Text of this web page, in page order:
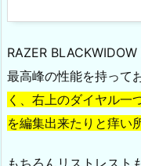
RAZER
最高峰の性能を持って
く、右上のダイヤル一
を編集出来たりと痒い